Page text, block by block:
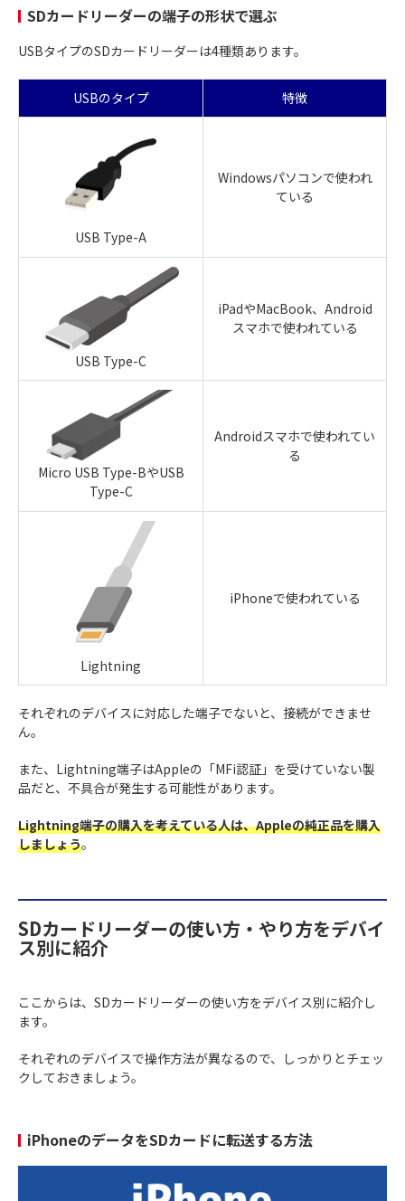
SDカードリーダーの端子の形状で選ぶ
USBタイプのSDカードリーダーは4種類あります。
USBのタイプ 特徴
USB Type-A
Windowsパソコンで使われ
ている
USB Type-C
iPadやMacBook、Android
スマホで使われている
Micro USB Type-BやUSB
Type-C
Androidスマホで使われてい
る
Lightning
iPhoneで使われている
それぞれのデバイスに対応した端子でないと、接続ができませ
ん。
また、Lightning端子はAppleの「MFi認証」を受けていない製
品だと、不具合が発生する可能性があります。
Lightning端子の購入を考えている人は、Appleの純正品を購入
しましょう。
SDカードリーダーの使い方・やり方をデバイ
ス別に紹介
ここからは、SDカードリーダーの使い方をデバイス別に紹介し
ます。
それぞれのデバイスで操作方法が異なるので、しっかりとチェッ
クしておきましょう。
iPhoneのデータをSDカードに転送する方法